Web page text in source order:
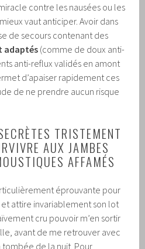
contre les nausées ou les
vaut anticiper. Avoir dans
de secours contenant des
adaptés (comme de doux anti-
anti-reflux validés en amont
d’apaiser rapidement ces
de ne prendre aucun risque
TRISTEMENT
AUX JAMBES
AFFAMÉS
éprouvante pour
attire invariablement son lot
cru pouvoir m’en sortir
avant de me retrouver avec
de la nuit. Pour